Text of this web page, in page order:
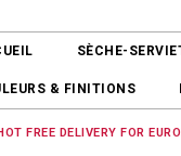
SÈCHE-
& FINITIONS
FREE DELIVERY FOR